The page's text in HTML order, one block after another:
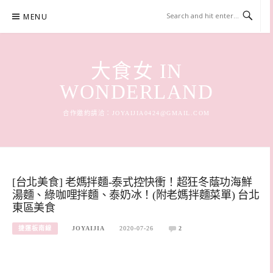
content
MENU
大食女 IN
WONDERLAND
合作邀約請洽： JOYAIJIA0424@GMAIL.COM
[台北美食] 老媽拌麵-泰式控快衝！超狂冬蔭功海鮮
湯麵、綠咖哩拌麵、泰奶冰！(附老媽拌麵菜單) 台北
東區美食
捷運板南線 JOYAIJIA 2020-07-26 2